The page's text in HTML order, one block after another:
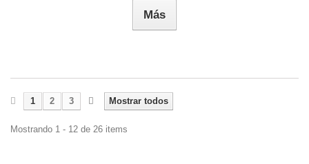
Más
Mostrar todos
1 2 3
Mostrando 1 - 12 de 26 items